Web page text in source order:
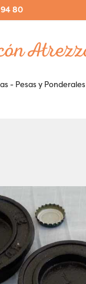
80
- Pesas y Ponderales